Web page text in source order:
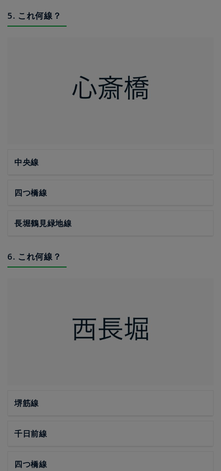
5. これ何線？
中央線
四つ橋線
長堀鶴見緑地線
6. これ何線？
堺筋線
千日前線
四つ橋線